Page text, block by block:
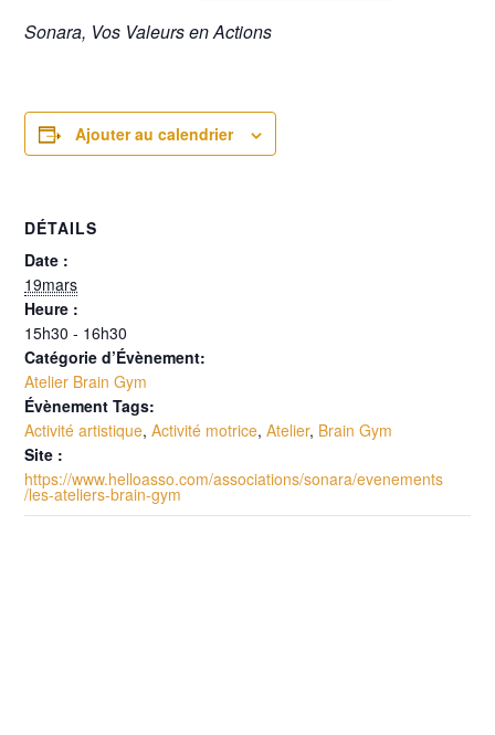
Sonara, Vos Valeurs en Actions
Ajouter au calendrier
DÉTAILS
Date :
19mars
Heure :
15h30 - 16h30
Catégorie d’Évènement:
Atelier Brain Gym
Évènement Tags:
Activité artistique,Activité motrice,Atelier, Brain Gym
Site :
https://www.helloasso.com/associations/sonara/evenements
/les-ateliers-brain-gym